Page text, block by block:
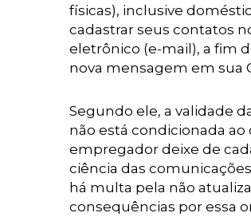
físicas), inclusive
cadastrar seus contatos
eletrônico (e-mail), a fim
nova mensagem em sua
Segundo ele, a validade
não está condicionada
empregador deixe de
ciência das
há multa pela não
consequências por essa